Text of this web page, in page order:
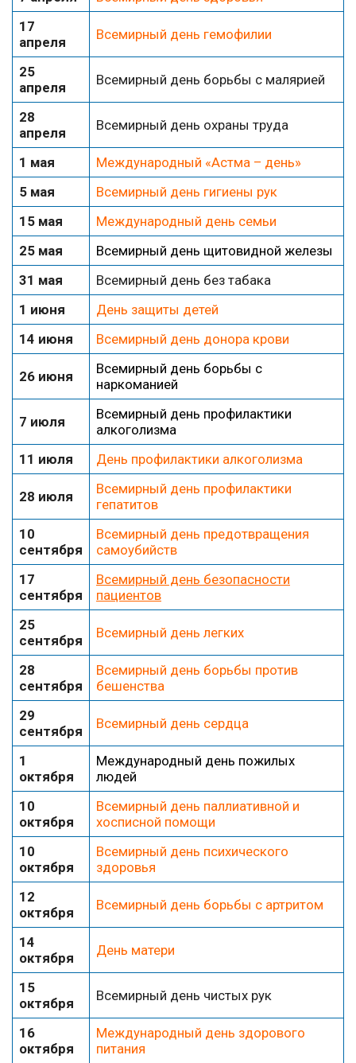
17
апреля
Всемирный день гемофилии
25
апреля
Всемирный день борьбы с малярией
28
апреля
Всемирный день охраны труда
1 мая
Международный «Астма – день»
5 мая
Всемирный день гигиены рук
15 мая
Международный день семьи
25 мая
Всемирный день щитовидной железы
31 мая
Всемирный день без табака
1 июня
День защиты детей
14 июня
Всемирный день донора крови
26 июня
Всемирный день борьбы с
наркоманией
7 июля
Всемирный день профилактики
алкоголизма
11 июля
День профилактики алкоголизма
28 июля
Всемирный день профилактики
гепатитов
10
сентября
Всемирный день предотвращения
самоубийств
17
сентября
Всемирный день безопасности
пациентов
25
сентября
Всемирный день легких
28
сентября
Всемирный день борьбы против
бешенства
29
сентября
Всемирный день сердца
1
октября
Международный день пожилых
людей
10
октября
Всемирный день паллиативной и
хосписной помощи
10
октября
Всемирный день психического
здоровья
12
октября
Всемирный день борьбы с артритом
14
октября
День матери
15
октября
Всемирный день чистых рук
16
октября
Международный день здорового
питания